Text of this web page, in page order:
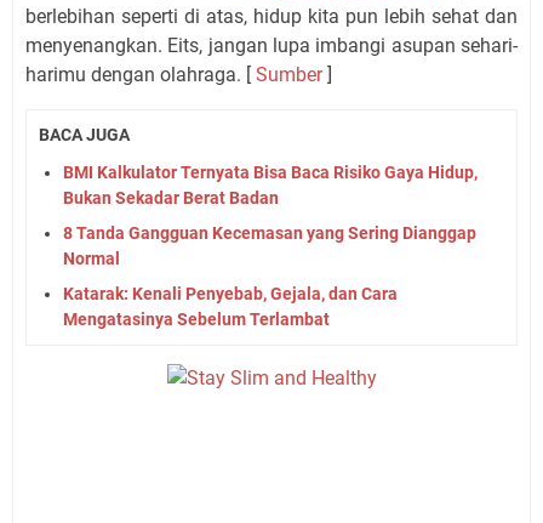
berlebihan seperti di atas, hidup kita pun lebih sehat dan
menyenangkan. Eits, jangan lupa imbangi asupan sehari-
harimu dengan olahraga. [ Sumber]
BACA JUGA
BMI Kalkulator Ternyata Bisa Baca Risiko Gaya Hidup,
Bukan Sekadar Berat Badan
8 Tanda Gangguan Kecemasan yang Sering Dianggap
Normal
Katarak: Kenali Penyebab, Gejala, dan Cara
Mengatasinya Sebelum Terlambat